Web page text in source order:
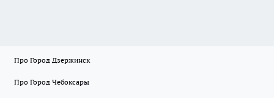
Про Город Дзержинск
Про Город Чебоксары